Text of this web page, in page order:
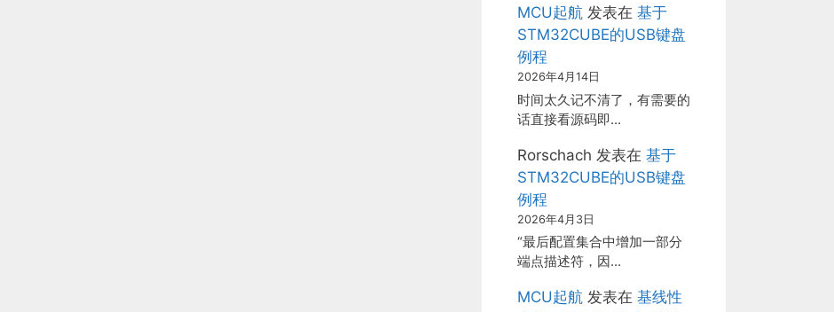
MCU起航 发表在 基于
STM32CUBE的USB键盘
例程
2026年4月14日
时间太久记不清了，有需要的
话直接看源码即…
Rorschach 发表在 基于
STM32CUBE的USB键盘
例程
2026年4月3日
“最后配置集合中增加一部分
端点描述符，因…
MCU起航 发表在 基线性